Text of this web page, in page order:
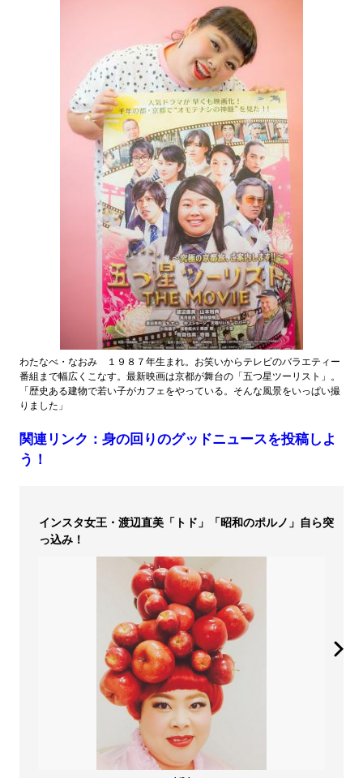
わたなべ・なおみ １９８７年生まれ。お笑いからテレビのバラエティー
番組まで幅広くこなす。最新映画は京都が舞台の「五つ星ツーリスト」。
「歴史ある建物で若い子がカフェをやっている。そんな風景をいっぱい撮
りました」
関連リンク：身の回りのグッドニュースを投稿しよ
う！
インスタ女王・渡辺直美「トド」「昭和のポルノ」自ら突
っ込み！